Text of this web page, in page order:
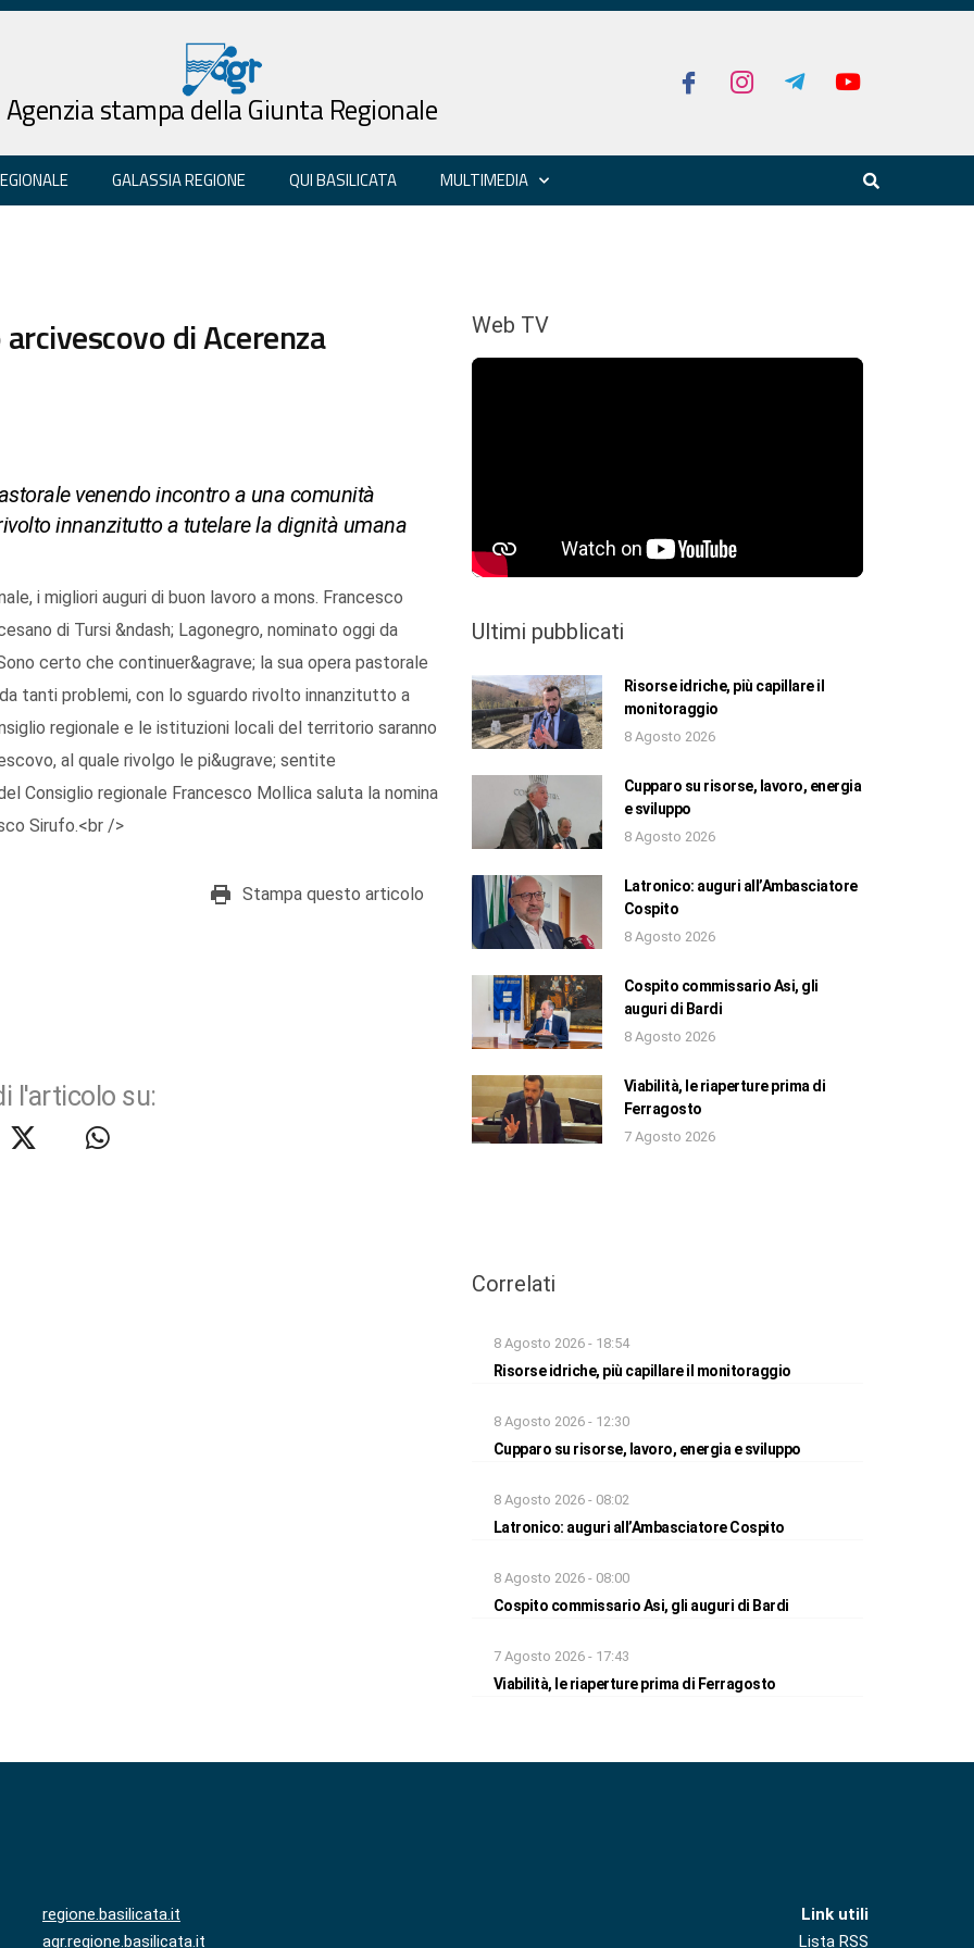
Agenzia stampa della Giunta Regionale
GALASSIA REGIONE QUI BASILICATA MULTIMEDIA
di Acerenza
venendo incontro a una comunità
innanzitutto a tutelare la dignità umana
i migliori auguri di buon lavoro a mons. Francesco
di Tursi &ndash; Lagonegro, nominato oggi da
certo che continuer&agrave; la sua opera pastorale
tanti problemi, con lo sguardo rivolto innanzitutto a
regionale e le istituzioni locali del territorio saranno
al quale rivolgo le pi&ugrave; sentite
Consiglio regionale Francesco Mollica saluta la nomina
Sirufo.<br />
Stampa questo articolo
l'articolo su:
Web TV
Ultimi pubblicati
Risorse idriche, più capillare il
monitoraggio
8 Agosto 2026
Cupparo su risorse, lavoro, energia
e sviluppo
8 Agosto 2026
Latronico: auguri all’Ambasciatore
Cospito
8 Agosto 2026
Cospito commissario Asi, gli
auguri di Bardi
8 Agosto 2026
Viabilità, le riaperture prima di
Ferragosto
7 Agosto 2026
Correlati
8 Agosto 2026 - 18:54
Risorse idriche, più capillare il monitoraggio
8 Agosto 2026 - 12:30
Cupparo su risorse, lavoro, energia e sviluppo
8 Agosto 2026 - 08:02
Latronico: auguri all’Ambasciatore Cospito
8 Agosto 2026 - 08:00
Cospito commissario Asi, gli auguri di Bardi
7 Agosto 2026 - 17:43
Viabilità, le riaperture prima di Ferragosto
regione.basilicata.it
agr.regione.basilicata.it
Link utili
Lista RSS